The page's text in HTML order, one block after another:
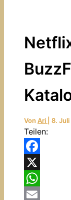
Von Ari 8.
Teilen:
Facebook
X
WhatsApp